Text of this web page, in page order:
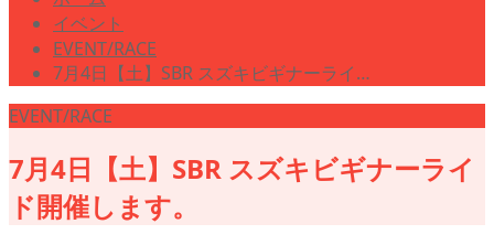
イベント
EVENT/RACE
7月4日【土】SBR スズキビギナーライ…
EVENT/RACE
7月4日【土】SBR スズキビギナーライ
ド開催します。